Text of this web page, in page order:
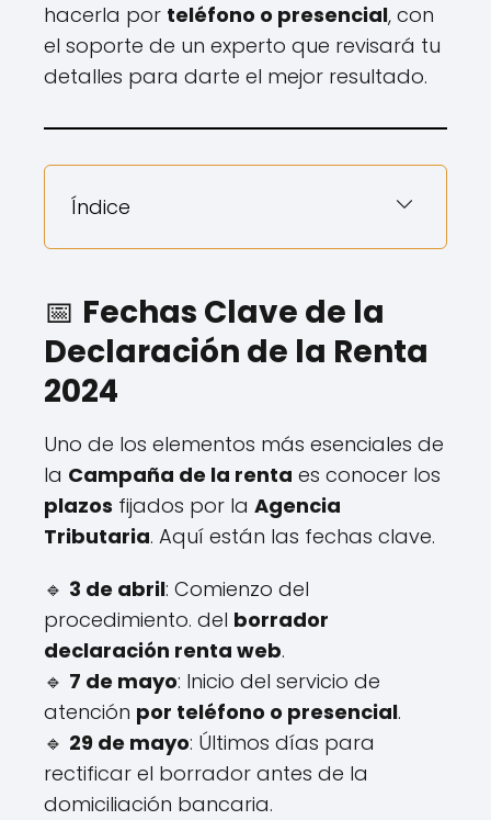
hacerla por teléfono o presencial, con
el soporte de un experto que revisará tu
detalles para darte el mejor resultado.
Índice
📅 Fechas Clave de la
Declaración de la Renta
2024
Uno de los elementos más esenciales de
la Campaña de la renta es conocer los
plazos fijados por la Agencia
Tributaria. Aquí están las fechas clave.
🔹 3 de abril: Comienzo del
procedimiento. del borrador
declaración renta web.
🔹 7 de mayo: Inicio del servicio de
atención por teléfono o presencial.
🔹 29 de mayo: Últimos días para
rectificar el borrador antes de la
domiciliación bancaria.